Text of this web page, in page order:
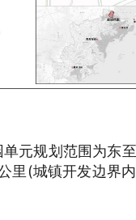
元规划范围为东
里(城镇开发边界